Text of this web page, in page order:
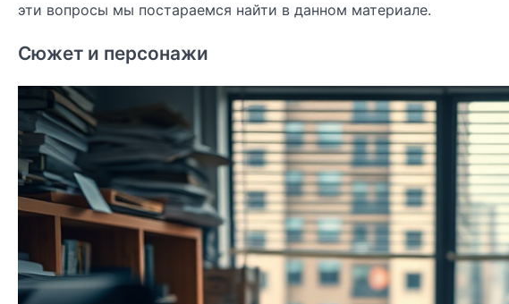
эти вопросы мы постараемся найти в данном материале.
Сюжет и персонажи